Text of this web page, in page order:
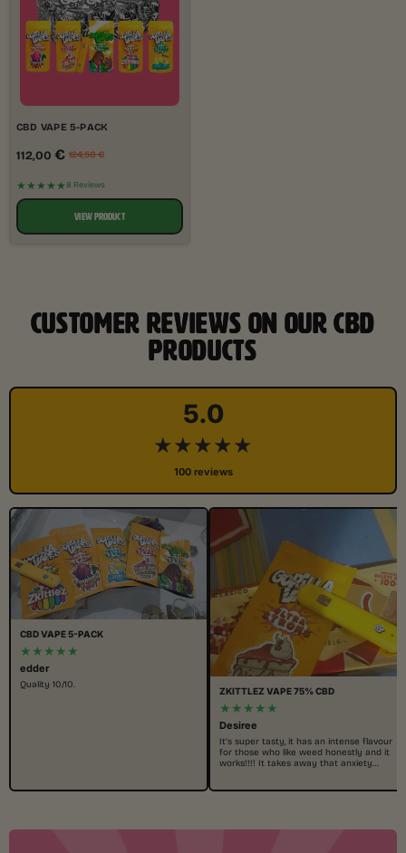
CBD VAPE 5-PACK
112,00 € 124,50€
★★★★★8 Reviews
VIEW PRODUCT
CUSTOMER REVIEWS ON OUR CBD
PRODUCTS
5.0
★★★★★
100 reviews
CBD VAPE 5-PACK
★★★★★
edder
Quality 10/10.
ZKITTLEZ VAPE 75% CBD
★★★★★
Desiree
It’s super tasty, it has an intense flavour
for those who like weed honestly and it
works!!!! It takes away that anxiety…